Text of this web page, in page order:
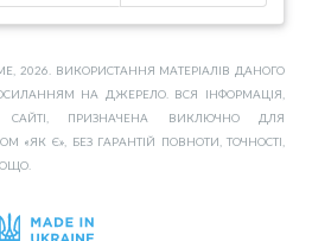
2026. ВИКОРИСТАННЯ МАТЕРІАЛІВ ДАНОГО
НА ДЖЕРЕЛО. ВСЯ ІНФОРМАЦІЯ,
ПРИЗНАЧЕНА ВИКЛЮЧНО ДЛЯ
Є», БЕЗ ГАРАНТІЙ ПОВНОТИ, ТОЧНОСТІ,